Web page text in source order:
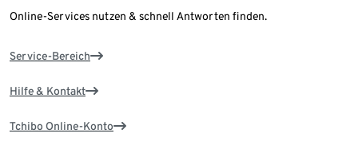
Online-Services nutzen & schnell Antworten finden.
Service-Bereich
Hilfe & Kontakt
Tchibo Online-Konto